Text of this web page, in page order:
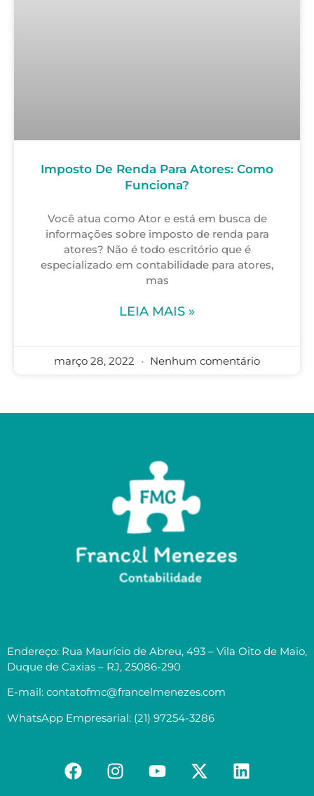
Imposto De Renda Para Atores: Como
Funciona?
Você atua como Ator e está em busca de
informações sobre imposto de renda para
atores? Não é todo escritório que é
especializado em contabilidade para atores,
mas
LEIA MAIS »
março 28, 2022 Nenhum comentário
Endereço: Rua Maurício de Abreu, 493 – Vila Oito de Maio,
Duque de Caxias – RJ, 25086-290
E-mail: contatofmc@francelmenezes.com
WhatsApp Empresarial: (21) 97254-3286